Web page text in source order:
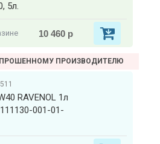
5л.
10 460 р
ПРОИЗВОДИТЕЛЮ
RAVENOL 1л
001-01-